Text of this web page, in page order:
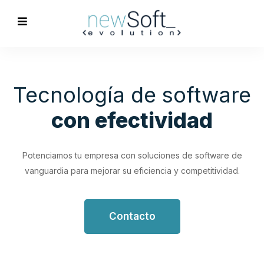
Optimización de
Procesos
trabajo.